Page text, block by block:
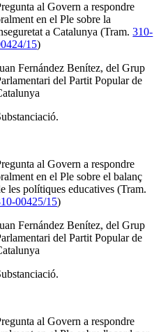
al Govern a respondre
en el Ple sobre la
a Catalunya (Tram.310-
15)
Fernández Benítez, del Grup
del Partit Popular de
al Govern a respondre
en el Ple sobre el balanç
les polítiques educatives (Tram.
00425/15)
Fernández Benítez, del Grup
del Partit Popular de
al Govern a respondre